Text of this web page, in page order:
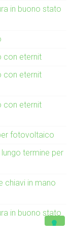
in buono stato
con eternit
con eternit
con eternit
fotovoltaico
termine per
chiavi in mano
in buono stato